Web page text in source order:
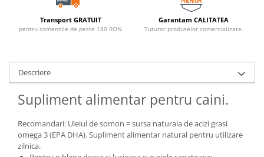
Transport GRATUIT
pentru comenzile de peste 180 RON
Garantam CALITATEA
Tuturor produselor comercializate.
Descriere
Supliment alimentar pentru caini.
Recomandari: Uleiul de somon = sursa naturala de acizi grasi
omega 3 (EPA DHA). Supliment alimentar natural pentru utilizare
zilnica.